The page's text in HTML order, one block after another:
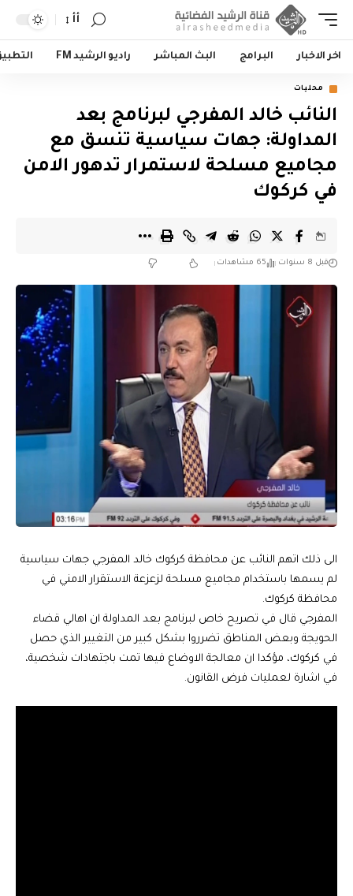
أأ
اخر الاخبار البرامج البث المباشر راديو الرشيد FM
محليات
النائب خالد المفرجي لبرنامج بعد
المداولة: جهات سياسية تنسق مع
مجاميع مسلحة لاستمرار تدهور الامن
في كركوك
قبل 8 سنوات 65 مشاهدات
الى ذلك اتهم النائب عن محافظة كركوك خالد المفرجي جهات سياسية
لم يسمها باستخدام مجاميع مسلحة لزعزعة الاستقرار الامني في
محافظة كركوك.
المفرجي قال في تصريح خاص لبرنامج بعد المداولة ان اهالي قضاء
الحويجة وبعض المناطق تضرروا بشكل كبير من التغيير الذي حصل
في كركوك، مؤكدا ان معالجة الاوضاع فيها تمت باجتهادات شخصية،
في اشارة لعمليات فرض القانون.